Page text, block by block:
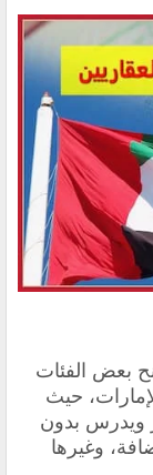
بعض الفئات
حيث
بدون
وغيرها